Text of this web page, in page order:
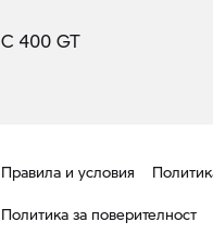
C 400 GT
Правила и условия
Политика за поверителност